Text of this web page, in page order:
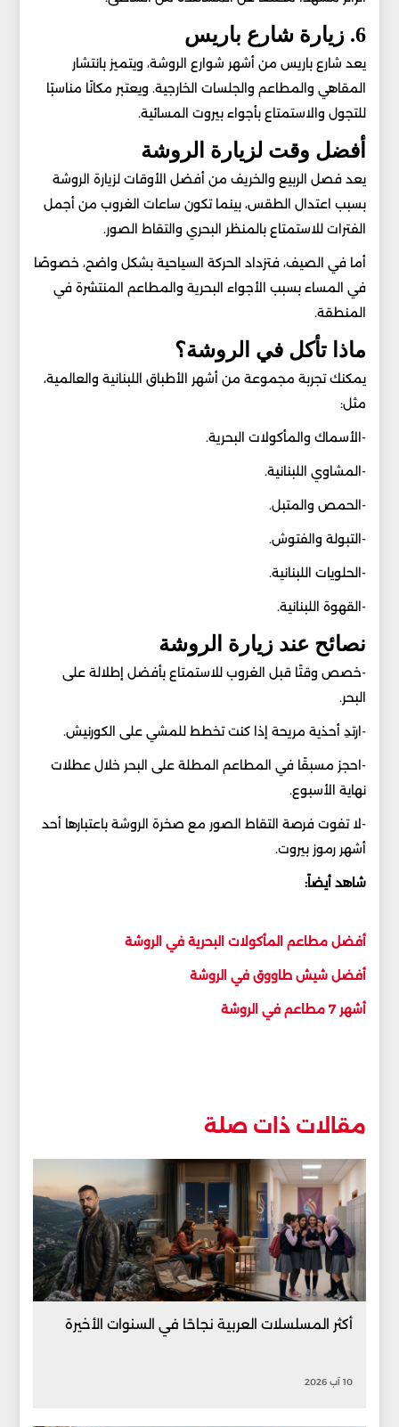
6. زيارة شارع باريس
يعد شارع باريس من أشهر شوارع الروشة، ويتميز بانتشار
المقاهي والمطاعم والجلسات الخارجية. ويعتبر مكانًا مناسبًا
للتجول والاستمتاع بأجواء بيروت المسائية.
أفضل وقت لزيارة الروشة
يعد فصل الربيع والخريف من أفضل الأوقات لزيارة الروشة
بسبب اعتدال الطقس، بينما تكون ساعات الغروب من أجمل
الفترات للاستمتاع بالمنظر البحري والتقاط الصور.
أما في الصيف، فتزداد الحركة السياحية بشكل واضح، خصوصًا
في المساء بسبب الأجواء البحرية والمطاعم المنتشرة في
المنطقة.
ماذا تأكل في الروشة؟
يمكنك تجربة مجموعة من أشهر الأطباق اللبنانية والعالمية،
مثل:
-الأسماك والمأكولات البحرية.
-المشاوي اللبنانية.
-الحمص والمتبل.
-التبولة والفتوش.
-الحلويات اللبنانية.
-القهوة اللبنانية.
نصائح عند زيارة الروشة
-خصص وقتًا قبل الغروب للاستمتاع بأفضل إطلالة على
البحر.
-ارتدِ أحذية مريحة إذا كنت تخطط للمشي على الكورنيش.
-احجز مسبقًا في المطاعم المطلة على البحر خلال عطلات
نهاية الأسبوع.
-لا تفوت فرصة التقاط الصور مع صخرة الروشة باعتبارها أحد
أشهر رموز بيروت.
شاهد أيضاً:
أفضل مطاعم المأكولات البحرية في الروشة
أفضل شيش طاووق في الروشة
أشهر 7 مطاعم في الروشة
مقالات ذات صلة
أكثر المسلسلات العربية نجاحًا في السنوات الأخيرة
10 آب 2026